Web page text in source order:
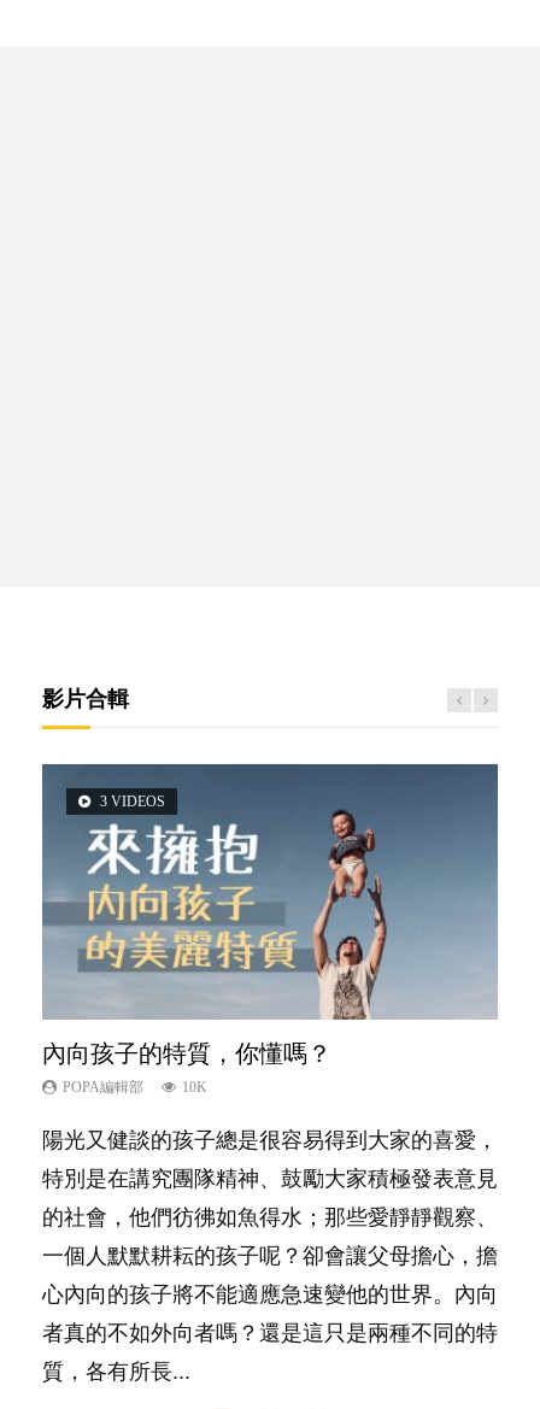
影片合輯
3 VIDEOS
內向孩子的特質，你懂嗎？
POPA編輯部 10K
陽光又健談的孩子總是很容易得到大家的喜愛，
特別是在講究團隊精神、鼓勵大家積極發表意見
的社會，他們彷彿如魚得水；那些愛靜靜觀察、
一個人默默耕耘的孩子呢？卻會讓父母擔心，擔
心內向的孩子將不能適應急速變他的世界。內向
者真的不如外向者嗎？還是這只是兩種不同的特
質，各有所長...
2 VIDEOS
想孩子學好外語，點做好？
POPA編輯部 9.9K
有人話學多種語言越早開始越好，有人卻說一時
間太多語言，會令孩子感到混淆，到底誰是誰
非？聽聽專家怎樣說，解開語言學習的迷思～...
5 VIDEOS
夫妻必看！經營婚姻，沒捷徑
POPA編輯部 22.9K
你是不是也曾經以為只要跟相愛的人結婚，就自
然能走到白頭，但生了孩子卻發現事情不如你所
料？ 經營婚姻，不如我們想像的簡單，卻也不
是大家說得那麼難。一起來認識婚姻的真相！...
6 VIDEOS
孩子能力天注定？
POPA編輯部 7.9K
很多父母都希望孩子係個「叻仔叻女」，學業別
太差，日常自理井井有條。這樣的孩子是萬中無
一，還是魚與熊掌，不能兼得？...
6 VIDEOS
愛孩子也別忘了愛自己，父母如何關顧自
己的身心靈？
照顧孩子衣食住行、陪同兒女應對功課測驗，還
要陪玩製造親子時間，尚要處理家中雜項要
務……當父母的，有千百個任務要做。可惜，有
一樣重要至極的，總被遺漏——關注自己的情緒
和心理健康。...